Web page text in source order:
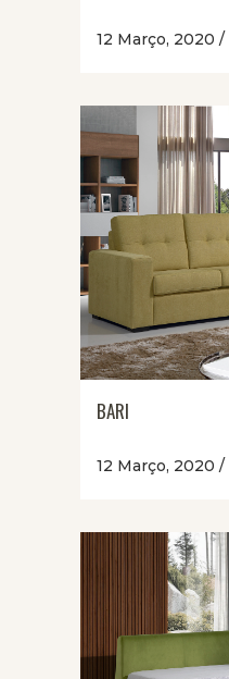
12 Março, 2020 /
BARI
12 Março, 2020 /